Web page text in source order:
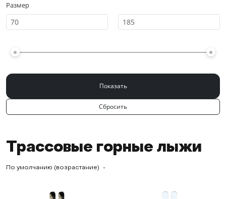
Размер
Трассовые горные лыжи
По умолчанию (возрастание)